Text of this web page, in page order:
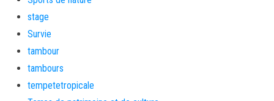
stage
Survie
tambour
tambours
tempetetropicale